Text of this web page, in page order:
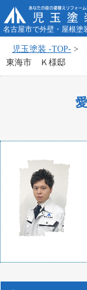
名古屋市で外壁・屋根塗
児玉塗装 -TOP- >
東海市 Ｋ様邸